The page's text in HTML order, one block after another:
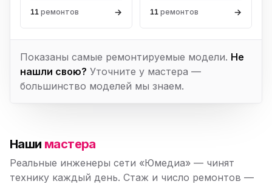
11 ремонтов → 11 ремонтов →
Показаны самые ремонтируемые модели. Не
нашли свою? Уточните у мастера —
большинство моделей мы знаем.
Наши мастера
Реальные инженеры сети «Юмедиа» — чинят
технику каждый день. Стаж и число ремонтов —